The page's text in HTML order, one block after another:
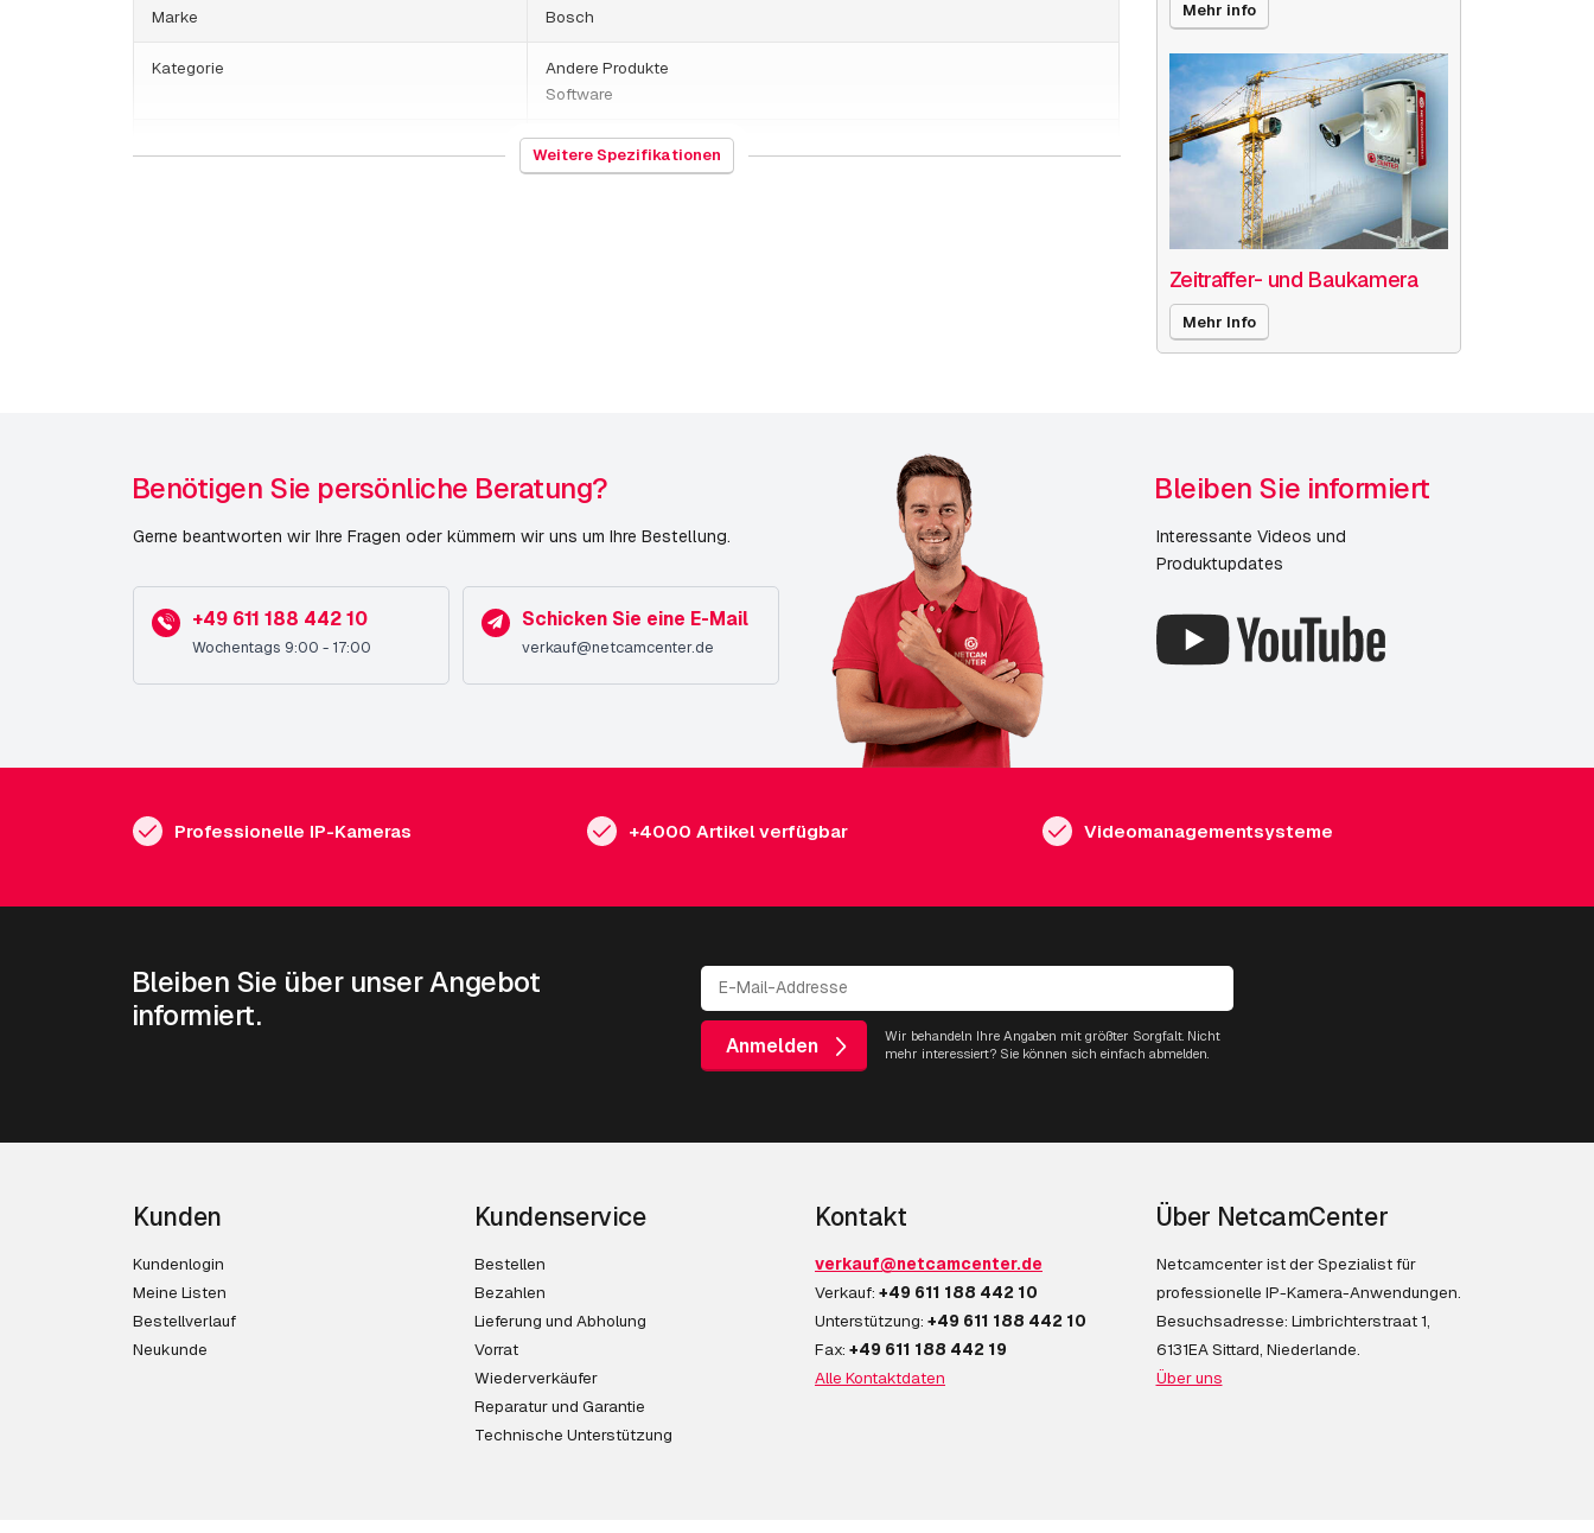
Marke Bosch
Kategorie
Andere Produkte
Software
491199
Weitere Spezifikationen
Mehr info
Zeitraffer- und Baukamera
Mehr Info
Benötigen Sie persönliche Beratung?
Gerne beantworten wir Ihre Fragen oder kümmern wir uns um Ihre Bestellung.
+49 611 188 442 10
Wochentags 9:00 - 17:00
Schicken Sie eine E-Mail
verkauf@netcamcenter.de
Bleiben Sie informiert
Interessante Videos und
Produktupdates
Professionelle IP-Kameras +4000 Artikel verfügbar Videomanagementsysteme
Bleiben Sie über unser Angebot
informiert.
Anmelden
Wir behandeln Ihre Angaben mit größter Sorgfalt. Nicht
mehr interessiert? Sie können sich einfach abmelden.
Kunden
Kundenlogin
Meine Listen
Bestellverlauf
Neukunde
Kundenservice
Bestellen
Bezahlen
Lieferung und Abholung
Vorrat
Wiederverkäufer
Reparatur und Garantie
Technische Unterstützung
Kontakt
verkauf@netcamcenter.de
Verkauf: +49 611 188 442 10
Unterstützung: +49 611 188 442 10
Fax: +49 611 188 442 19
Alle Kontaktdaten
Über NetcamCenter
Netcamcenter ist der Spezialist für
professionelle IP-Kamera-Anwendungen.
Besuchsadresse: Limbrichterstraat 1,
6131EA Sittard, Niederlande.
Über uns